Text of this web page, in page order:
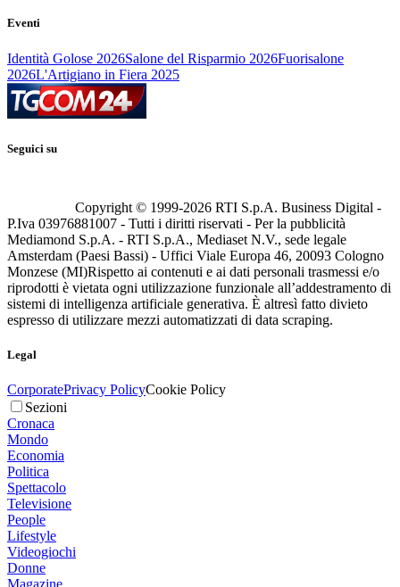
Eventi
Identità Golose 2026Salone del Risparmio 2026Fuorisalone
2026L'Artigiano in Fiera 2025
Seguici su
Copyright © 1999-2026 RTI S.p.A. Business Digital -
P.Iva 03976881007 - Tutti i diritti riservati - Per la pubblicità
Mediamond S.p.A. - RTI S.p.A., Mediaset N.V., sede legale
Amsterdam (Paesi Bassi) - Uffici Viale Europa 46, 20093 Cologno
Monzese (MI)Rispetto ai contenuti e ai dati personali trasmessi e/o
riprodotti è vietata ogni utilizzazione funzionale all’addestramento di
sistemi di intelligenza artificiale generativa. È altresì fatto divieto
espresso di utilizzare mezzi automatizzati di data scraping.
Legal
CorporatePrivacy PolicyCookie Policy
Sezioni
Cronaca
Mondo
Economia
Politica
Spettacolo
Televisione
People
Lifestyle
Videogiochi
Donne